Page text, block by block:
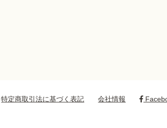
特定商取引法に基づく表記 会社情報